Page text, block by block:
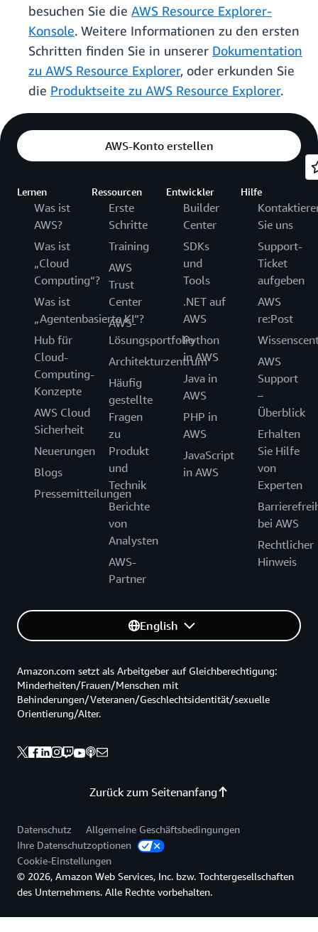
besuchen Sie die AWS Resource Explorer-
Konsole. Weitere Informationen zu den ersten
Schritten finden Sie in unserer Dokumentation
zu AWS Resource Explorer, oder erkunden Sie
die Produktseite zu AWS Resource Explorer.
AWS-Konto erstellen
Lernen
Was ist
AWS?
Was ist
„Cloud
Computing“?
Was ist
„Agentenbasierte KI“?
Hub für
Cloud-
Computing-
Konzepte
AWS Cloud
Sicherheit
Neuerungen
Blogs
Pressemitteilungen
Ressourcen
Erste
Schritte
Training
AWS
Trust
Center
AWS-
Lösungsportfolio
Architekturzentrum
Häufig
gestellte
Fragen
zu
Produkt
und
Technik
Berichte
von
Analysten
AWS-
Partner
Entwickler
Builder
Center
SDKs
und
Tools
.NET auf
AWS
Python
in AWS
Java in
AWS
PHP in
AWS
JavaScript
in AWS
Hilfe
Sie uns
Support-
Ticket
aufgeben
AWS
re:Post
AWS
Support
–
Überblick
Erhalten
Sie Hilfe
von
Experten
bei AWS
Rechtlicher
Hinweis
English
Zurück zum Seitenanfang
Amazon.com setzt als Arbeitgeber auf Gleichberechtigung:
Minderheiten/Frauen/Menschen mit
Behinderungen/Veteranen/Geschlechtsidentität/sexuelle
Orientierung/Alter.
Datenschutz
Allgemeine Geschäftsbedingungen
Ihre Datenschutzoptionen
Cookie-Einstellungen
© 2026, Amazon Web Services, Inc. bzw. Tochtergesellschaften
des Unternehmens. Alle Rechte vorbehalten.